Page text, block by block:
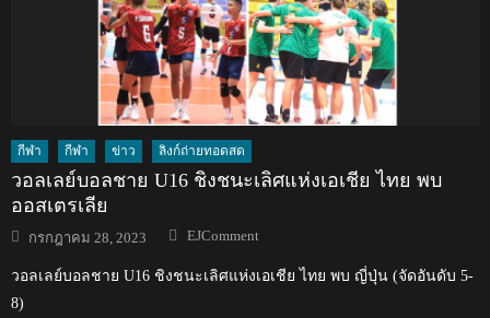
กีฬา กีฬา ข่าว ลิงก์ถ่ายทอดสด
วอลเลย์บอลชาย U16 ชิงชนะเลิศแห่งเอเชีย ไทย พบ
ออสเตรเลีย
Posted
on
กรกฎาคม 28, 2023 Author
EJComment
วอลเลย์บอลชาย U16 ชิงชนะเลิศแห่งเอเชีย ไทย พบ ญี่ปุ่น (จัดอันดับ 5-
8)